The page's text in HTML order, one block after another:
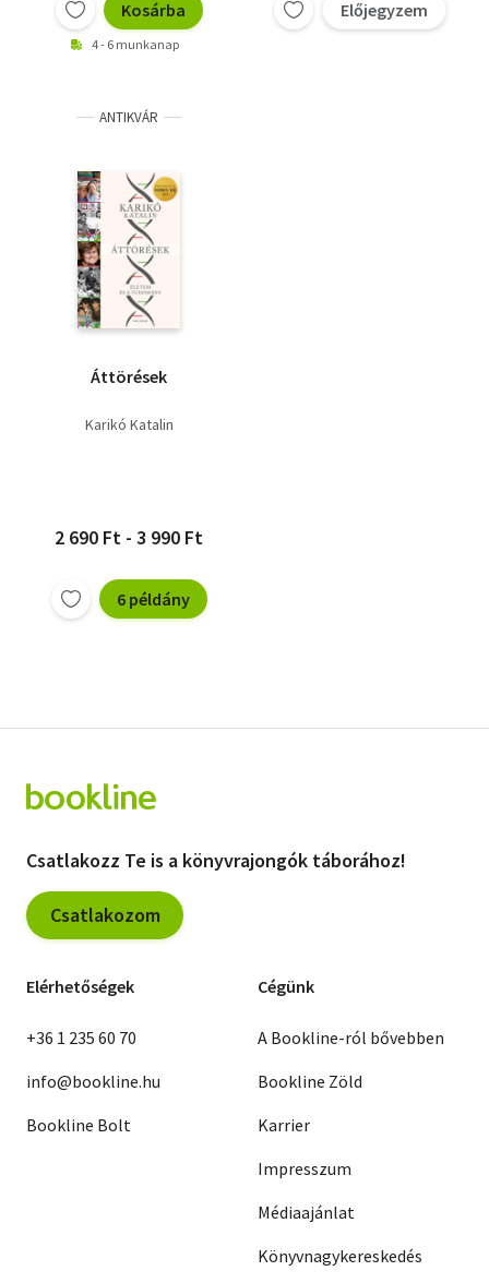
Kosárba
4 - 6 munkanap
Előjegyzem
ANTIKVÁR
Áttörések
Karikó Katalin
2 690 Ft - 3 990 Ft
6 példány
Csatlakozz Te is a könyvrajongók táborához!
Csatlakozom
Elérhetőségek
+36 1 235 60 70
info@bookline.hu
Bookline Bolt
Cégünk
A Bookline-ról bővebben
Bookline Zöld
Karrier
Impresszum
Médiaajánlat
Könyvnagykereskedés